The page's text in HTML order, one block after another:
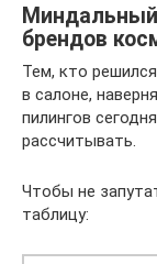
Миндальный
брендов
Тем, кто
в салоне,
пилингов
рассчитывать.
Чтобы не
таблицу: